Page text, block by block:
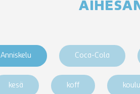
Anniskelu Coca-Cola
kesä koff